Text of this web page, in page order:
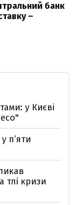
банк
–
у Києві
пʼяти
тлі кризи